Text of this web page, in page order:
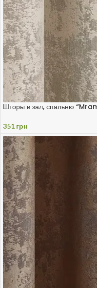
Шторы в зал, спальню
351 грн